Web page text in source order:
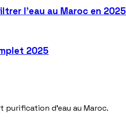
l’eau au Maroc en 2025
2025
purification d'eau au Maroc.